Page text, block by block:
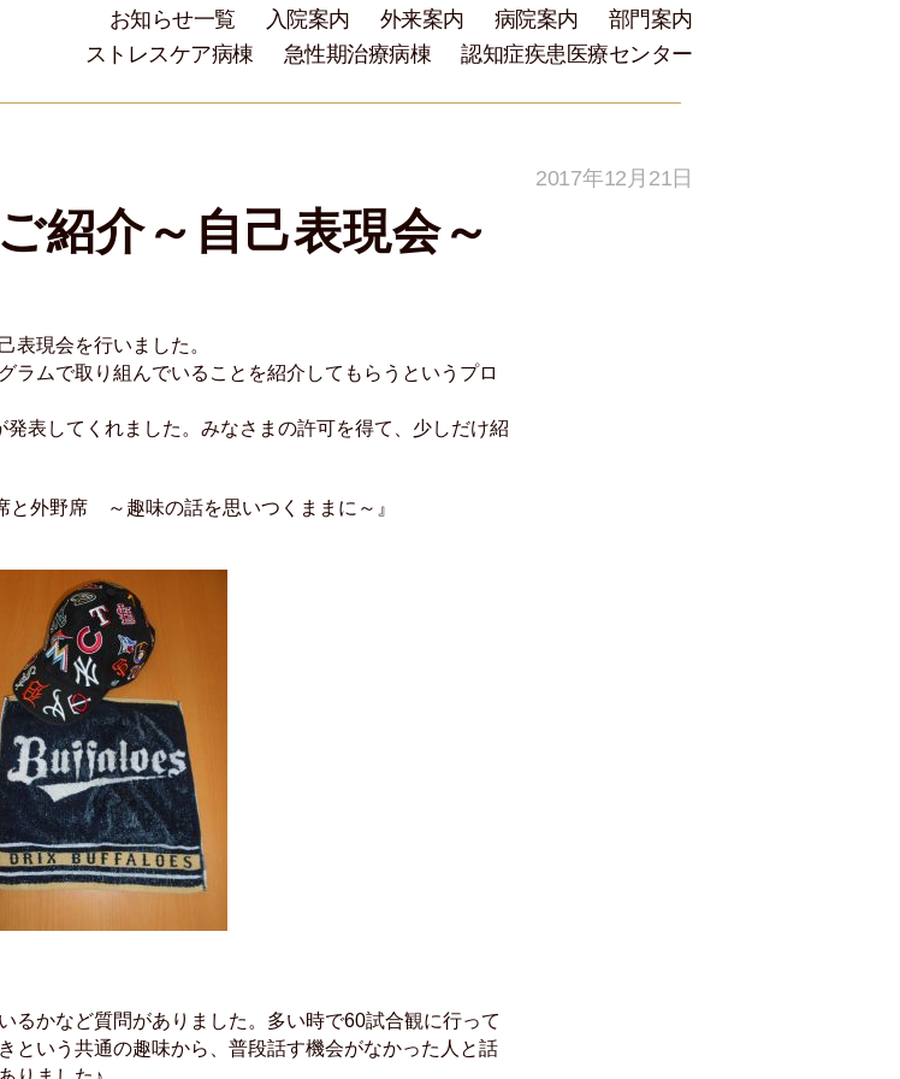
お知らせ一覧 入院案内 外来案内 病院案内
部門案内
ストレスケア病棟
急性期治療病棟 認知症疾患医療センター
2017年12月21日
紹介～自己表現会～
表現会を行いました。
ラムで取り組んでいることを紹介してもらうというプロ
表してくれました。みなさまの許可を得て、少しだけ紹
外野席 ～趣味の話を思いつくままに～』
るかなど質問がありました。多い時で60試合観に行って
という共通の趣味から、普段話す機会がなかった人と話